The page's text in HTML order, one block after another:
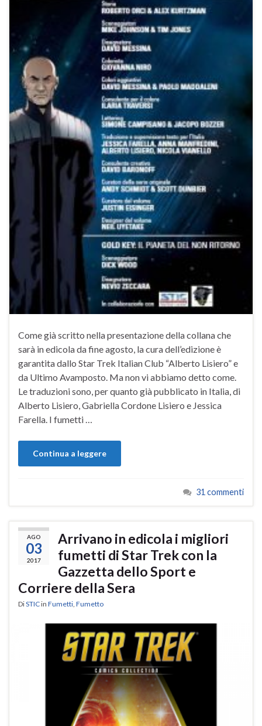
Come già scritto nella presentazione della collana che
sarà in edicola da fine agosto, la cura dell’edizione è
garantita dallo Star Trek Italian Club “Alberto Lisiero” e
da Ultimo Avamposto. Ma non vi abbiamo detto come.
Le traduzioni sono, per quanto già pubblicato in Italia, di
Alberto Lisiero, Gabriella Cordone Lisiero e Jessica
Farella. I fumetti …
Continua a leggere
31 commenti
AGO
03
2017
Arrivano in edicola i migliori
fumetti di Star Trek con la
Gazzetta dello Sport e
Corriere della Sera
DiSTICin Fumetti, Fumetto